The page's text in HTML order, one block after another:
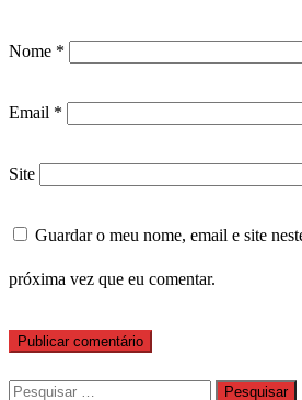
Nome *
Email *
Site
Guardar o meu nome, email e site
próxima vez que eu comentar.
Pesquisar